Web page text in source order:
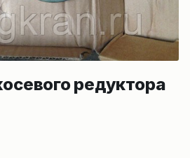
редуктора